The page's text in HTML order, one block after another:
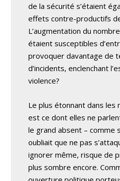
de la sécurité s’étaient
effets contre-productifs
L’augmentation du
étaient susceptibles
provoquer davantage de
d’incidents, enclenchant
violence?
Le plus étonnant dans les
est ce dont elles ne
le grand absent – comme
oubliait que ne pas
ignorer même, risque de
plus sombre encore.